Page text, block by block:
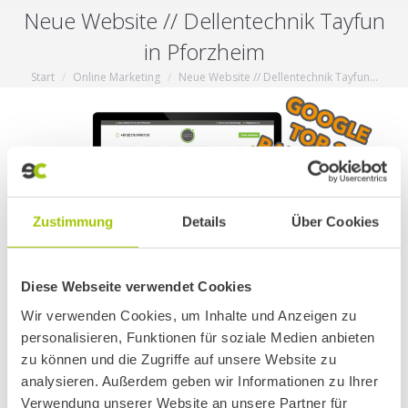
Zustimmung Details Über Cookies
Diese Webseite verwendet Cookies
Wir verwenden Cookies, um Inhalte und Anzeigen zu
personalisieren, Funktionen für soziale Medien anbieten
zu können und die Zugriffe auf unsere Website zu
analysieren. Außerdem geben wir Informationen zu Ihrer
Verwendung unserer Website an unsere Partner für
Neue Website // Dellentechnik Tayfun
in Pforzheim
Sie befinden sich hier:
Start Online Marketing Neue Website // Dellentechnik Tayfun…
Neue Neue Website für Dellentechnik Tayfun.
Komplett neues Design nach CI Vorgaben wurden
umgesetzt. Alle Dienstleistungen (Dellen-Reparatur,